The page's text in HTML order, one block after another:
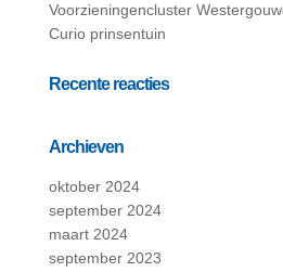
Voorzieningencluster
Curio prinsentuin
Recente reacties
Archieven
oktober 2024
september 2024
maart 2024
september 2023